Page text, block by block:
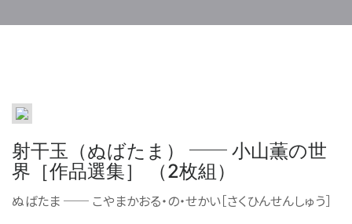
射干玉（ぬばたま） ── 小山薫の世
界［作品選集］ （2枚組）
ぬばたま ── こやまかおる・の・せかい［さくひんせんしゅう］